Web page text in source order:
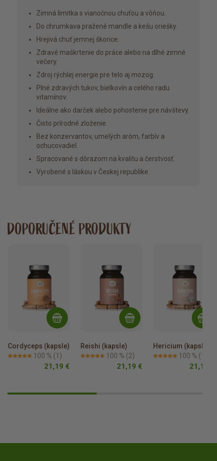
Zimná limitka s vianočnou chuťou a vôňou.
Do chrumkava pražené mandle a kešu oriešky.
Hrejivá chuť jemnej škorice.
Zdravé maškrtenie do práce alebo na dlhé zimné
večery.
Zdroj rýchlej energie pre telo aj mozog.
Plné zdravých tukov, bielkovín a celého radu
vitamínov.
Ideálne ako darček alebo pohostenie pre návštevy.
Čisto prírodné zloženie.
Bez konzervantov, umelých aróm, farbív a
ochucovadiel.
Spracované s dôrazom na kvalitu a čerstvosť.
Vyrobené s láskou v Českej republike.
DOPORUČENÉ PRODUKTY
Cordyceps (kapsle)
100 % (1)
21,19 €
Reishi (kapsle)
100 % (2)
21,19 €
Hericium (kapsle)
100 % (1)
21,19 €